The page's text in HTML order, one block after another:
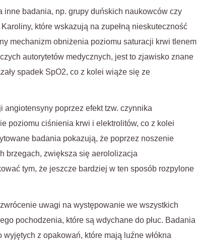
inne badania, np. grupy duńskich naukowców czy
które wskazują na zupełną nieskuteczność
mechanizm obniżenia poziomu saturacji krwi tlenem
autorytetów medycznych, jest to zjawisko znane
spadek SpO2, co z kolei wiąże się ze
poprzez efekt tzw. czynnika
poziomu ciśnienia krwi i elektrolitów, co z kolei
badania pokazują, że poprzez noszenie
brzegach, zwiększa się aerololizacja
tym, że jeszcze bardziej w ten sposób rozpylone
uwagi na występowanie we wszystkich
pochodzenia, które są wdychane do płuc. Badania
z opakowań, które mają luźne włókna